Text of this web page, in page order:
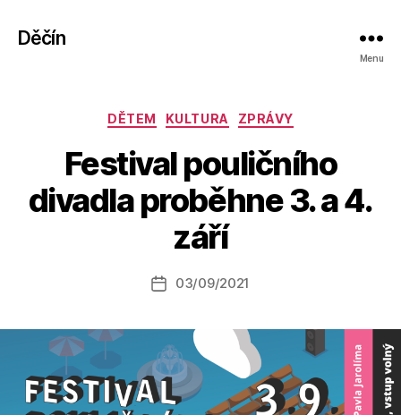
Děčín
Menu
Rubriky
DĚTEM KULTURA ZPRÁVY
Festival pouličního
divadla proběhne 3. a 4.
září
Autor
příspěvku
A
u
a
s
Datum
03/09/2021